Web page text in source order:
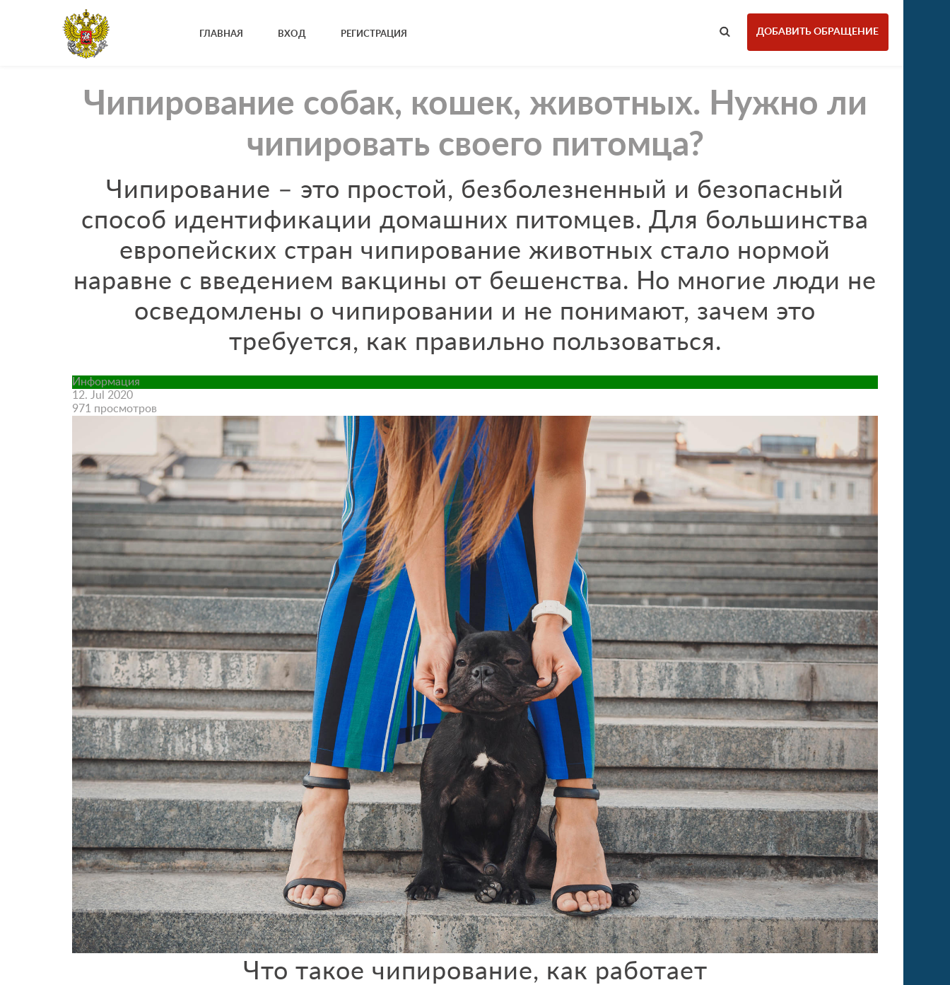
ГЛАВНАЯ ВХОД РЕГИСТРАЦИЯ ДОБАВИТЬ ОБРАЩЕНИЕ
Чипирование собак, кошек, животных. Нужно ли
чипировать своего питомца?
Чипирование – это простой, безболезненный и безопасный
способ идентификации домашних питомцев. Для большинства
европейских стран чипирование животных стало нормой
наравне с введением вакцины от бешенства. Но многие люди не
осведомлены о чипировании и не понимают, зачем это
требуется, как правильно пользоваться.
Информация
12. Jul 2020
971 просмотров
Что такое чипирование, как работает